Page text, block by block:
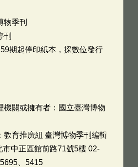
物季刊
刊
期起停印紙本，採數位發行
機關或擁有者：國立臺灣博物
教育推廣組 臺灣博物季刊編輯
市中正區館前路71號5樓 02-
、5415